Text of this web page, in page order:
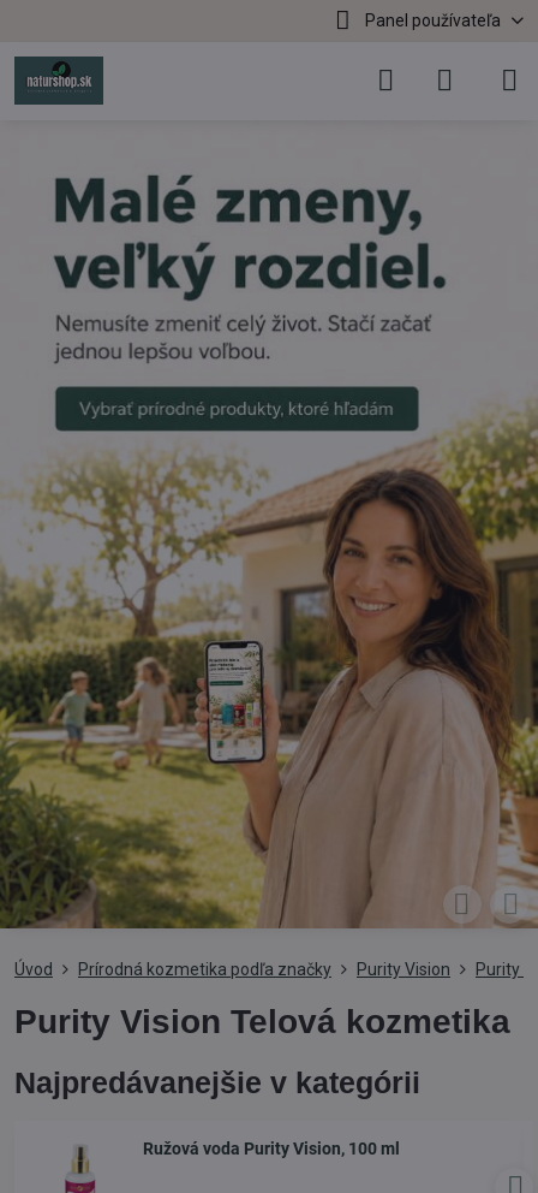
Panel používateľa
Úvod Prírodná kozmetika podľa značky Purity Vision Purity
Purity Vision Telová kozmetika
Najpredávanejšie v kategórii
Ružová voda Purity Vision, 100 ml